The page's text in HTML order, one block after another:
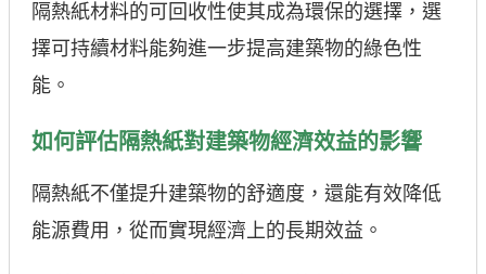
隔熱紙材料的可回收性使其成為環保的選擇，選
擇可持續材料能夠進一步提高建築物的綠色性
能。
如何評估隔熱紙對建築物經濟效益的影響
隔熱紙不僅提升建築物的舒適度，還能有效降低
能源費用，從而實現經濟上的長期效益。